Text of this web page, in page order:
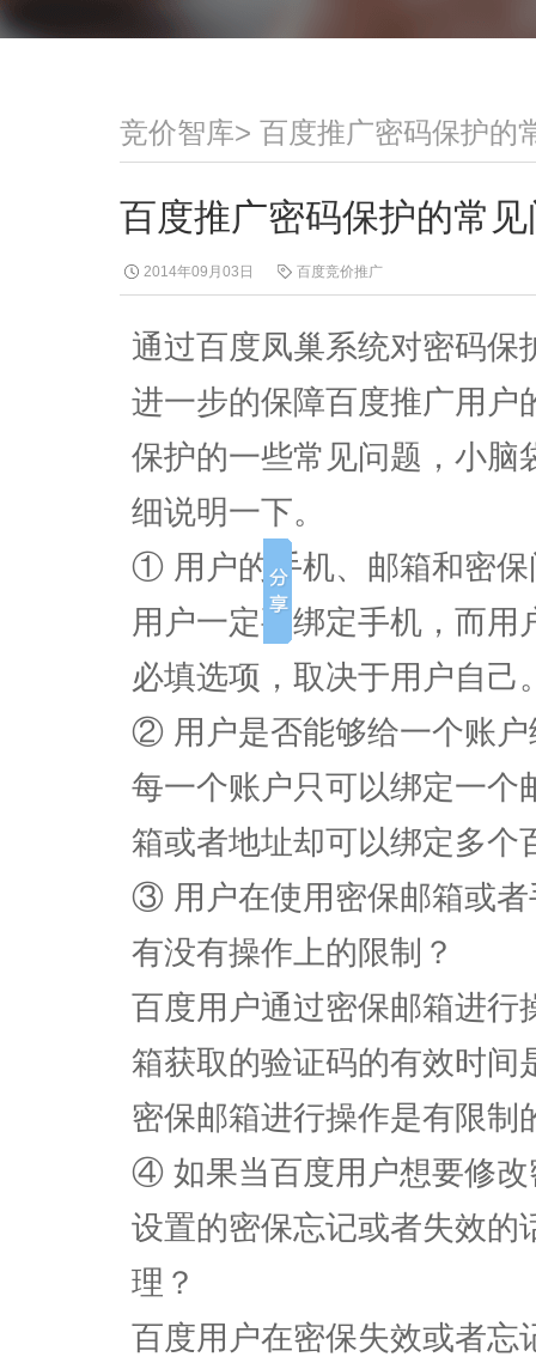
竞价智库> 百度推广密码保护的
百度推广密码保护的常
2014年09月03日 百度竞价推广
通过百度凤巢系统对密码保
进一步的保障百度推广用户
保护的一些常见问题，小脑
细说明一下。
① 用户的手机、邮箱和密
用户一定要绑定手机，而
必填选项，取决于用户自己
② 用户是否能够给一个账
每一个账户只可以绑定一个
箱或者地址却可以绑定多个
③ 用户在使用密保邮箱或
有没有操作上的限制？
百度用户通过密保邮箱进行
箱获取的验证码的有效时间
密保邮箱进行操作是有限制
④ 如果当百度用户想要修
设置的密保忘记或者失效的
理？
百度用户在密保失效或者忘